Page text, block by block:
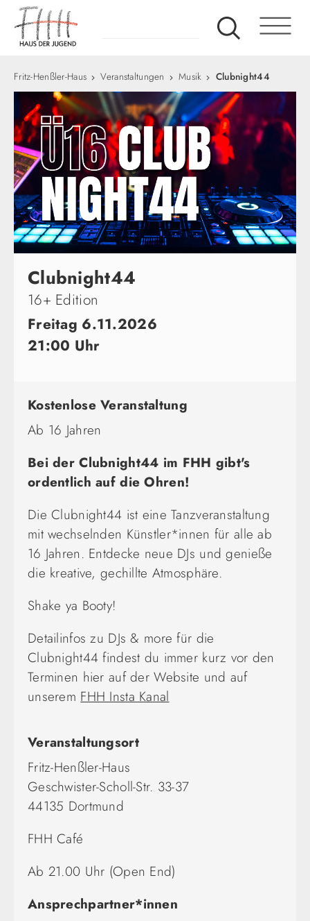
Fritz-Henßler-Haus Veranstaltungen Musik Clubnight44
Clubnight44
16+ Edition
Freitag 6.11.2026
21:00 Uhr
Kostenlose Veranstaltung
Ab 16 Jahren
Bei der Clubnight44 im FHH gibt's
ordentlich auf die Ohren!
Die Clubnight44 ist eine Tanzveranstaltung
mit wechselnden Künstler*innen für alle ab
16 Jahren. Entdecke neue DJs und genieße
die kreative, gechillte Atmosphäre.
Shake ya Booty!
Detailinfos zu DJs & more für die
Clubnight44 findest du immer kurz vor den
Terminen hier auf der Website und auf
unserem FHH Insta Kanal
Veranstaltungsort
Fritz-Henßler-Haus
Geschwister-Scholl-Str. 33-37
44135 Dortmund
FHH Café
Ab 21.00 Uhr (Open End)
Ansprechpartner*innen